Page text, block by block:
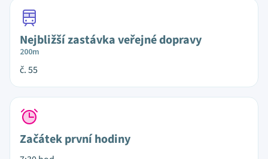
Nejbližší zastávka veřejné dopravy
200m
č. 55
Začátek první hodiny